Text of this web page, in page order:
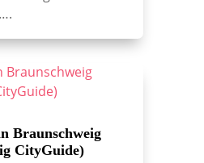
Braunschweig
CityGuide)